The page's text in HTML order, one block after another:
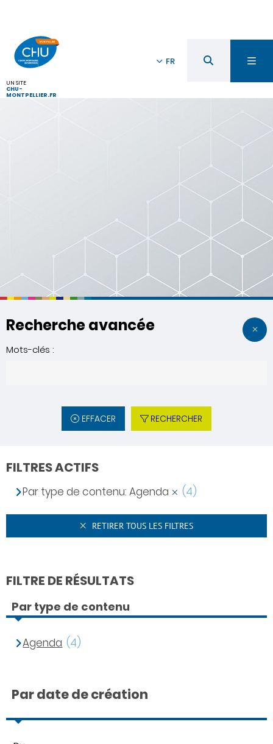
UN SITE
CHU-
MONTPELLIER.FR
FR
Recherche avancée
Mots-clés :
EFFACER RECHERCHER
FILTRES ACTIFS
Par type de contenu: Agenda (4)
RETIRER TOUS LES FILTRES
FILTRE DE RÉSULTATS
Par type de contenu
Agenda (4)
Par date de création